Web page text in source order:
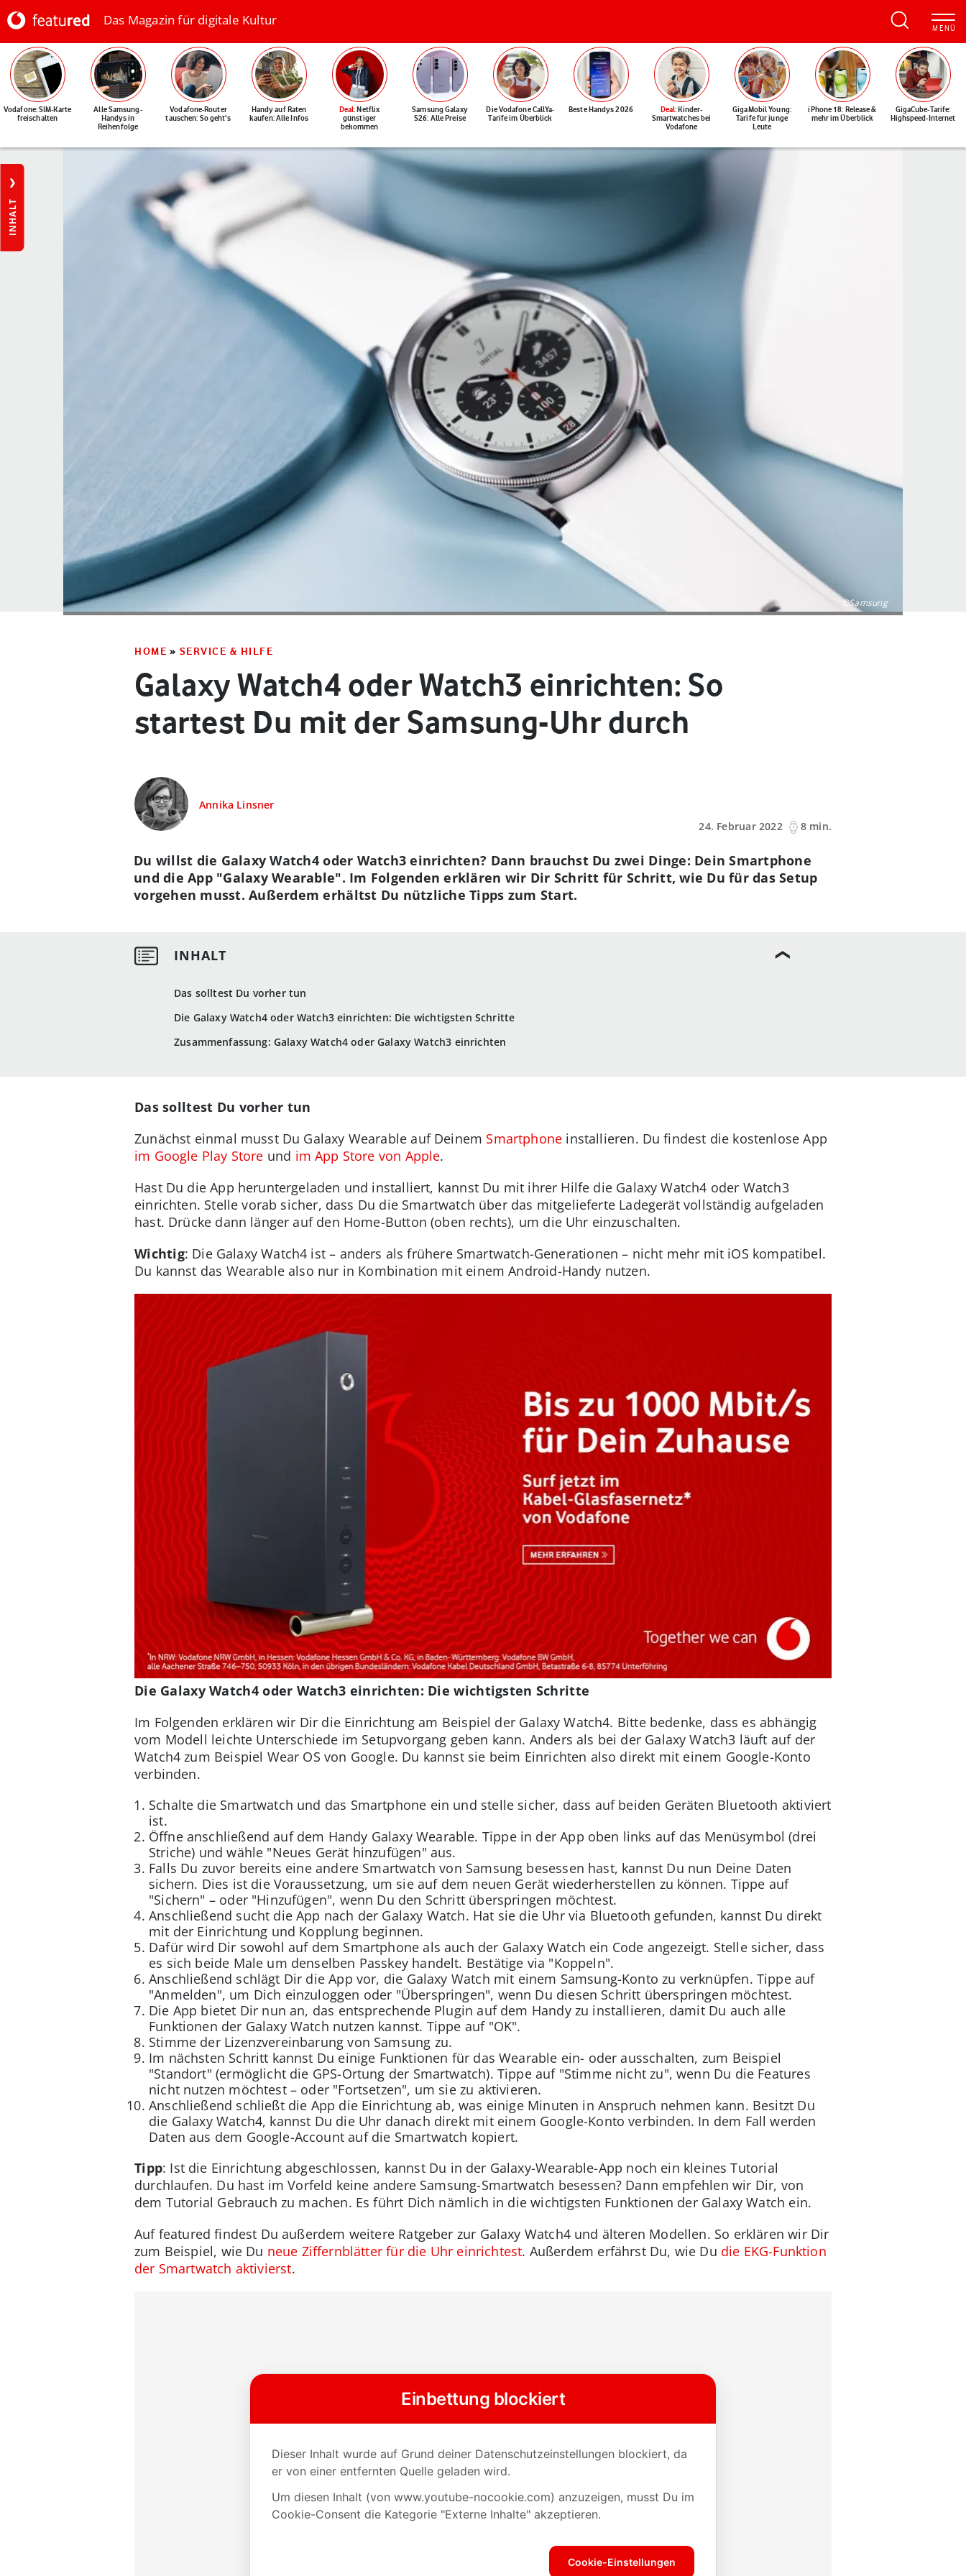
Das Magazin für digitale Kultur
Vodafone: SIM-Karte
freischalten
Alle Samsung-
Handys in
Reihenfolge
Vodafone-Router
tauschen: So geht's
Handy auf Raten
kaufen: Alle Infos
Deal: Netflix
günstiger
bekommen
Samsung Galaxy
S26: Alle Preise
Die Vodafone CallYa-
Tarife im Überblick
Beste Handys 2026 Deal: Kinder-
Smartwatches bei
Vodafone
GigaMobil Young:
Tarife für junge
Leute
iPhone 18: Release &
mehr im Überblick
GigaCube-Tarife:
Highspeed-Internet
INHALT
©Samsung
HOME » SERVICE & HILFE
Galaxy Watch4 oder Watch3 einrichten: So
startest Du mit der Samsung-Uhr durch
Annika Linsner
24. Februar 2022
8 min.
Das solltest Du vorher tun
Die Galaxy Watch4 oder Watch3 einrichten: Die wichtigsten Schritte
Zusammenfassung: Galaxy Watch4 oder Galaxy Watch3 einrichten
Du willst die Galaxy Watch4 oder Watch3 einrichten? Dann brauchst Du zwei Dinge: Dein Smartphone
und die App "Galaxy Wearable". Im Folgenden erklären wir Dir Schritt für Schritt, wie Du für das Setup
vorgehen musst. Außerdem erhältst Du nützliche Tipps zum Start.
Das solltest Du vorher tun
Zunächst einmal musst Du Galaxy Wearable auf Deinem Smartphone installieren. Du findest die kostenlose App
im Google Play Store und im App Store von Apple.
Hast Du die App heruntergeladen und installiert, kannst Du mit ihrer Hilfe die Galaxy Watch4 oder Watch3
einrichten. Stelle vorab sicher, dass Du die Smartwatch über das mitgelieferte Ladegerät vollständig aufgeladen
hast. Drücke dann länger auf den Home-Button (oben rechts), um die Uhr einzuschalten.
Wichtig: Die Galaxy Watch4 ist – anders als frühere Smartwatch-Generationen – nicht mehr mit iOS kompatibel.
Du kannst das Wearable also nur in Kombination mit einem Android-Handy nutzen.
Die Galaxy Watch4 oder Watch3 einrichten: Die wichtigsten Schritte
Im Folgenden erklären wir Dir die Einrichtung am Beispiel der Galaxy Watch4. Bitte bedenke, dass es abhängig
vom Modell leichte Unterschiede im Setupvorgang geben kann. Anders als bei der Galaxy Watch3 läuft auf der
Watch4 zum Beispiel Wear OS von Google. Du kannst sie beim Einrichten also direkt mit einem Google-Konto
verbinden.
Schalte die Smartwatch und das Smartphone ein und stelle sicher, dass auf beiden Geräten Bluetooth aktiviert
ist.
Öffne anschließend auf dem Handy Galaxy Wearable. Tippe in der App oben links auf das Menüsymbol (drei
Striche) und wähle "Neues Gerät hinzufügen" aus.
Falls Du zuvor bereits eine andere Smartwatch von Samsung besessen hast, kannst Du nun Deine Daten
sichern. Dies ist die Voraussetzung, um sie auf dem neuen Gerät wiederherstellen zu können. Tippe auf
"Sichern" – oder "Hinzufügen", wenn Du den Schritt überspringen möchtest.
Anschließend sucht die App nach der Galaxy Watch. Hat sie die Uhr via Bluetooth gefunden, kannst Du direkt
mit der Einrichtung und Kopplung beginnen.
Dafür wird Dir sowohl auf dem Smartphone als auch der Galaxy Watch ein Code angezeigt. Stelle sicher, dass
es sich beide Male um denselben Passkey handelt. Bestätige via "Koppeln".
Anschließend schlägt Dir die App vor, die Galaxy Watch mit einem Samsung-Konto zu verknüpfen. Tippe auf
"Anmelden", um Dich einzuloggen oder "Überspringen", wenn Du diesen Schritt überspringen möchtest.
Die App bietet Dir nun an, das entsprechende Plugin auf dem Handy zu installieren, damit Du auch alle
Funktionen der Galaxy Watch nutzen kannst. Tippe auf "OK".
Stimme der Lizenzvereinbarung von Samsung zu.
Im nächsten Schritt kannst Du einige Funktionen für das Wearable ein- oder ausschalten, zum Beispiel
"Standort" (ermöglicht die GPS-Ortung der Smartwatch). Tippe auf "Stimme nicht zu", wenn Du die Features
nicht nutzen möchtest – oder "Fortsetzen", um sie zu aktivieren.
Anschließend schließt die App die Einrichtung ab, was einige Minuten in Anspruch nehmen kann. Besitzt Du
die Galaxy Watch4, kannst Du die Uhr danach direkt mit einem Google-Konto verbinden. In dem Fall werden
Daten aus dem Google-Account auf die Smartwatch kopiert.
Tipp: Ist die Einrichtung abgeschlossen, kannst Du in der Galaxy-Wearable-App noch ein kleines Tutorial
durchlaufen. Du hast im Vorfeld keine andere Samsung-Smartwatch besessen? Dann empfehlen wir Dir, von
dem Tutorial Gebrauch zu machen. Es führt Dich nämlich in die wichtigsten Funktionen der Galaxy Watch ein.
Auf featured findest Du außerdem weitere Ratgeber zur Galaxy Watch4 und älteren Modellen. So erklären wir Dir
zum Beispiel, wie Du neue Ziffernblätter für die Uhr einrichtest. Außerdem erfährst Du, wie Du die EKG-Funktion
der Smartwatch aktivierst.